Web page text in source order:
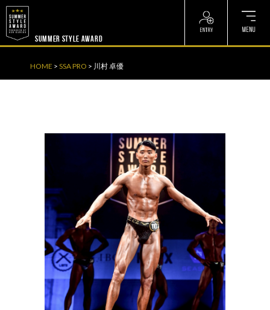
SUMMER STYLE AWARD
HOME > SSA PRO > 川村 卓優